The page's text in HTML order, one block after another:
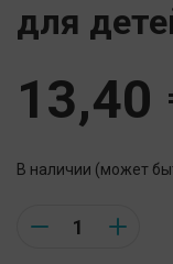
для
13,40
В наличии (может